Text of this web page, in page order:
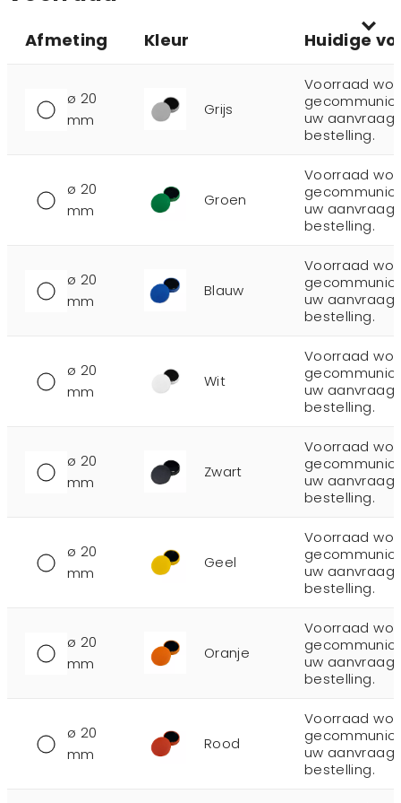
Afmeting Kleur Huidige
ø 20
mm
Grijs
Voorraad
uw aanvraag
bestelling.
ø 20
mm
Groen
Voorraad
uw aanvraag
bestelling.
ø 20
mm
Blauw
Voorraad
uw aanvraag
bestelling.
ø 20
mm
Wit
Voorraad
uw aanvraag
bestelling.
ø 20
mm
Zwart
Voorraad
uw aanvraag
bestelling.
ø 20
mm
Geel
Voorraad
uw aanvraag
bestelling.
ø 20
mm
Oranje
Voorraad
uw aanvraag
bestelling.
ø 20
mm
Rood
Voorraad
uw aanvraag
bestelling.